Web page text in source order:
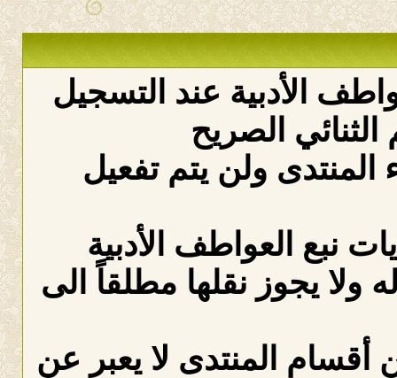
الأدبية عند التسجيل
الصريح
ولن يتم تفعيل
نبع العواطف الأدبية
ولا يجوز نقلها مطلقاً الى
المنتدى لا يعبر عن